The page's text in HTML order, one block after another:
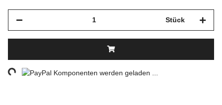
Stück
Komponenten werden geladen ...